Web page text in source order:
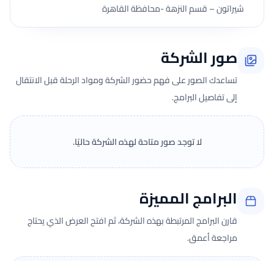
شيراتون – قسم النزهة -محافظة القاهرة
صور الشركة
تساعدك الصور على فهم حضور الشركة ومواد الرحلة قبل الانتقال
إلى تفاصيل البرامج.
لا توجد صور متاحة لهذه الشركة حاليًا.
البرامج المميزة
قارن البرامج المرتبطة بهذه الشركة، ثم افتح العرض الذي يحتاج
مراجعة أعمق.